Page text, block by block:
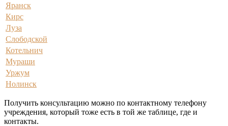
Яранск
Кирс
Луза
Слободской
Котельнич
Мураши
Уржум
Нолинск
Получить консультацию можно по контактному телефону
учреждения, который тоже есть в той же таблице, где и
контакты.